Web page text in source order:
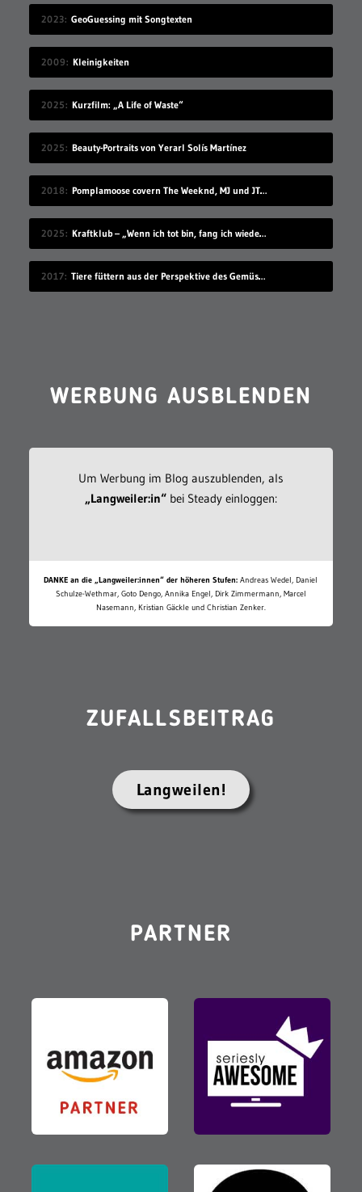
2023 GeoGuessing mit Songtexten
2009 Kleinigkeiten
2025 Kurzfilm: „A Life of Waste“
2025 Beauty-Portraits von Yerarl Solís Martínez
2018 Pomplamoose covern The Weeknd, MJ und JT in sehr schönem Mashup
2025 Kraftklub – „Wenn ich tot bin, fang ich wieder an“
2017 Tiere füttern aus der Perspektive des Gemüses
WERBUNG AUSBLENDEN
Um Werbung im Blog auszublenden, als
„Langweiler:in“bei Steady einloggen:
DANKE an die „Langweiler:innen“ der höheren Stufen: Andreas Wedel, Daniel
Schulze-Wethmar, Goto Dengo, Annika Engel, Dirk Zimmermann, Marcel
Nasemann, Kristian Gäckle und Christian Zenker.
ZUFALLSBEITRAG
Langweilen!
PARTNER